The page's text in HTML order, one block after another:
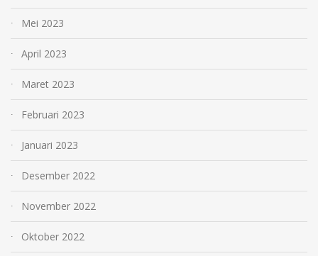
Mei 2023
April 2023
Maret 2023
Februari 2023
Januari 2023
Desember 2022
November 2022
Oktober 2022